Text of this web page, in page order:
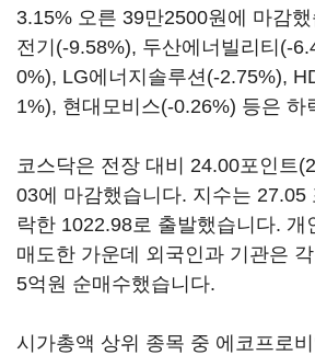
3.15% 오른 39만2500원에 마감
전기(-9.58%), 두산에너빌리티(-
0%), LG에너지솔루션(-2.75%),
1%), 현대모비스(-0.26%) 등은 하
코스닥은 전장 대비 24.00포인트
03에 마감했습니다. 지수는 27.05
락한 1022.98로 출발했습니다. 개
매도한 가운데 외국인과 기관은
5억원 순매수했습니다.
시가총액 상위 종목 중 에코프로